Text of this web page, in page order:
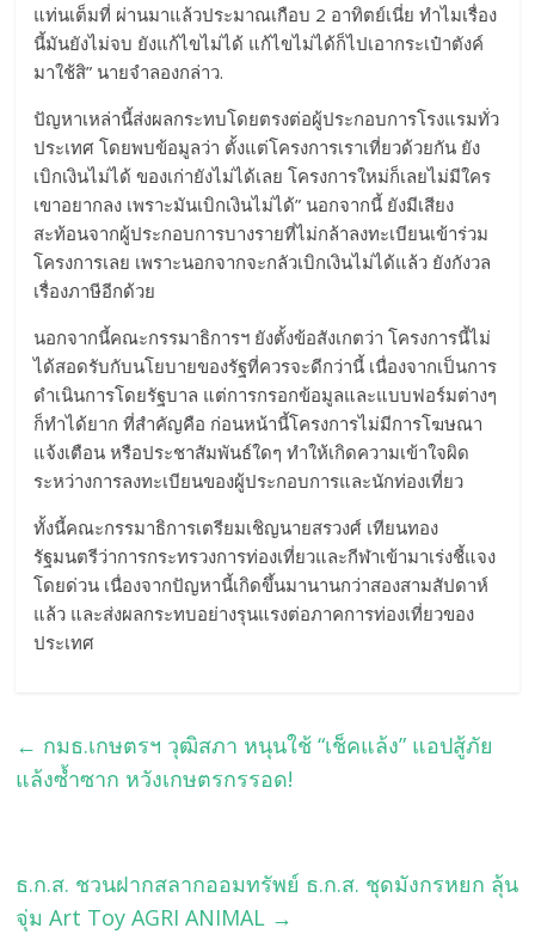
แท่นเต็มที่ ผ่านมาแล้วประมาณเกือบ 2 อาทิตย์เนี่ย ทำไมเรื่อง
นี้มันยังไม่จบ ยังแก้ไขไม่ได้ แก้ไขไม่ได้ก็ไปเอากระเป๋าตังค์
มาใช้สิ” นายจำลองกล่าว.
ปัญหาเหล่านี้ส่งผลกระทบโดยตรงต่อผู้ประกอบการโรงแรมทั่ว
ประเทศ โดยพบข้อมูลว่า ตั้งแต่โครงการเราเที่ยวด้วยกัน ยัง
เบิกเงินไม่ได้ ของเก่ายังไม่ได้เลย โครงการใหม่ก็เลยไม่มีใคร
เขาอยากลง เพราะมันเบิกเงินไม่ได้” นอกจากนี้ ยังมีเสียง
สะท้อนจากผู้ประกอบการบางรายที่ไม่กล้าลงทะเบียนเข้าร่วม
โครงการเลย เพราะนอกจากจะกลัวเบิกเงินไม่ได้แล้ว ยังกังวล
เรื่องภาษีอีกด้วย
นอกจากนี้คณะกรรมาธิการฯ ยังตั้งข้อสังเกตว่า โครงการนี้ไม่
ได้สอดรับกับนโยบายของรัฐที่ควรจะดีกว่านี้ เนื่องจากเป็นการ
ดำเนินการโดยรัฐบาล แต่การกรอกข้อมูลและแบบฟอร์มต่างๆ
ก็ทำได้ยาก ที่สำคัญคือ ก่อนหน้านี้โครงการไม่มีการโฆษณา
แจ้งเตือน หรือประชาสัมพันธ์ใดๆ ทำให้เกิดความเข้าใจผิด
ระหว่างการลงทะเบียนของผู้ประกอบการและนักท่องเที่ยว
ทั้งนี้คณะกรรมาธิการเตรียมเชิญนายสรวงศ์ เทียนทอง
รัฐมนตรีว่าการกระทรวงการท่องเที่ยวและกีฬาเข้ามาเร่งชี้แจง
โดยด่วน เนื่องจากปัญหานี้เกิดขึ้นมานานกว่าสองสามสัปดาห์
แล้ว และส่งผลกระทบอย่างรุนแรงต่อภาคการท่องเที่ยวของ
ประเทศ
← กมธ.เกษตรฯ วุฒิสภา หนุนใช้ “เช็คแล้ง” แอปสู้ภัย
แล้งซ้ำซาก หวังเกษตรกรรอด!
ธ.ก.ส. ชวนฝากสลากออมทรัพย์ ธ.ก.ส. ชุดมังกรหยก ลุ้น
จุ่ม Art Toy AGRI ANIMAL →